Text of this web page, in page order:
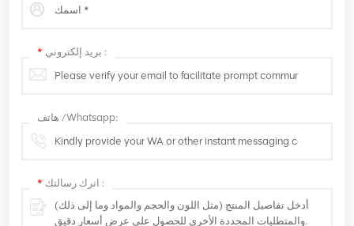
* بريد إلكتروني :
هاتف /Whatsapp:
* اترك رسالتك :